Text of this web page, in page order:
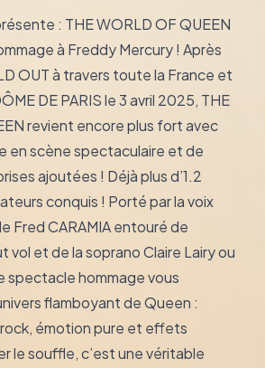
: THE WORLD OF QUEEN
à Freddy Mercury ! Après
OUT à travers toute la France et
DE PARIS le 3 avril 2025, THE
revient encore plus fort avec
en scène spectaculaire et de
ajoutées ! Déjà plus d’1.2
conquis ! Porté par la voix
Fred CARAMIA entouré de
vol et de la soprano Claire Lairy ou
spectacle hommage vous
flamboyant de Queen :
émotion pure et effets
le souffle, c’est une véritable